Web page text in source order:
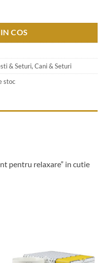
COS
& Seturi, Cani & Seturi
stoc
pentru relaxare” in cutie